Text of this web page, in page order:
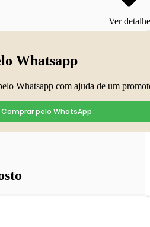
Ver
Whatsapp
Whatsapp com ajuda de um
Comprar pelo WhatsApp